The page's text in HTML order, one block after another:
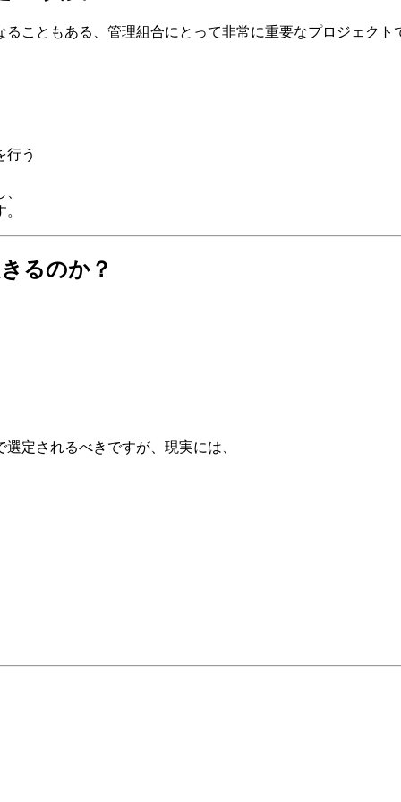
こともある、管理組合にとって非常に重要なプロジェクト
行う
るのか？
定されるべきですが、現実には、